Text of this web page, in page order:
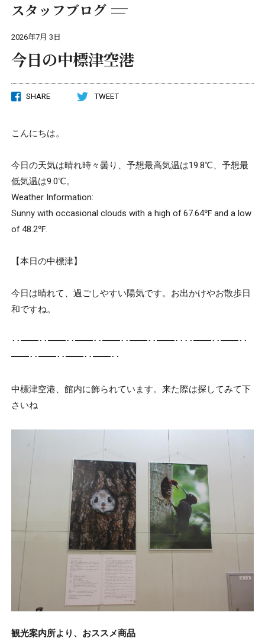
スタッフブログ
2026年7月 3日
今日の中標津空港
SHARE TWEET
こんにちは。
今日の天気は晴れ時々曇り、予想最高気温は19.8℃、予想最
低気温は9.0℃。
Weather Information:
Sunny with occasional clouds with a high of 67.64℉ and a low
of 48.2℉.
【本日の中標津】
今日は晴れて、過ごしやすい陽気です。お出かけやお散歩日
和ですね。
･･━━･･━━･･━━･･━━･･━━･･━━･･ ･･━━･･━━･･
━━･･━━･･━━･･━━･･
中標津空港、館内に飾られています。来た際は探してみて下
さいね
観光案内所より、おススメ商品